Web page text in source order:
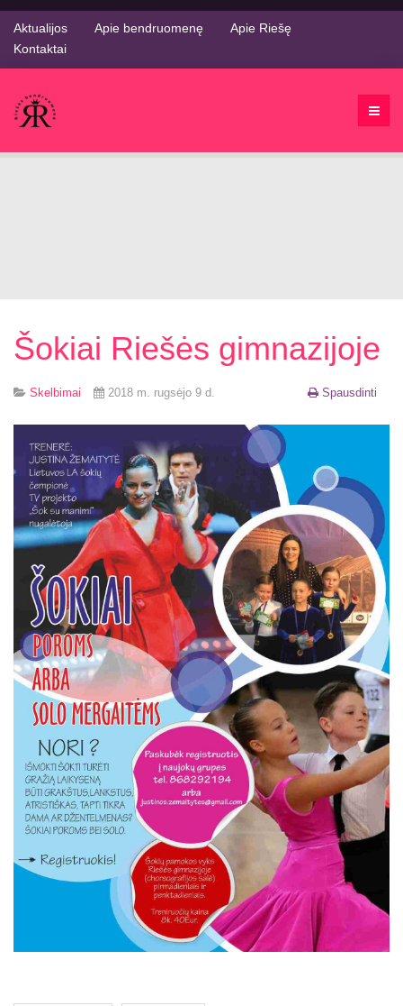
Aktualijos Apie bendruomenę
Apie Riešę
Kontaktai
Šokiai Riešės gimnazijoje
Spausdinti
Skelbimai 2018 m. rugsėjo 9 d.